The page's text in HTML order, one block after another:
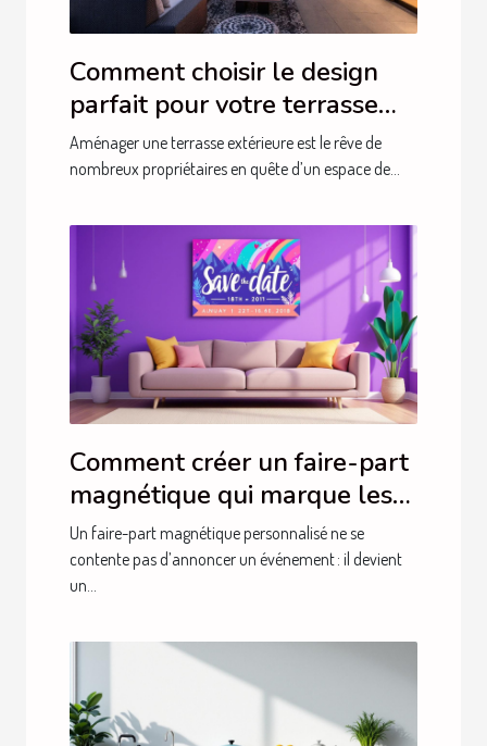
Comment choisir le design
parfait pour votre terrasse
extérieure ?
Aménager une terrasse extérieure est le rêve de
nombreux propriétaires en quête d’un espace de...
Comment créer un faire-part
magnétique qui marque les
esprits ?
Un faire-part magnétique personnalisé ne se
contente pas d’annoncer un événement : il devient
un...